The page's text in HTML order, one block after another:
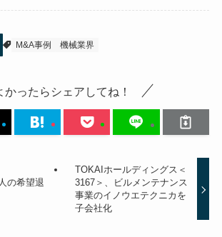
M&A事例 機械業界
かったらシェアしてね！
の希望退
TOKAIホールディングス＜
3167＞、ビルメンテナンス
事業のイノウエテクニカを
子会社化